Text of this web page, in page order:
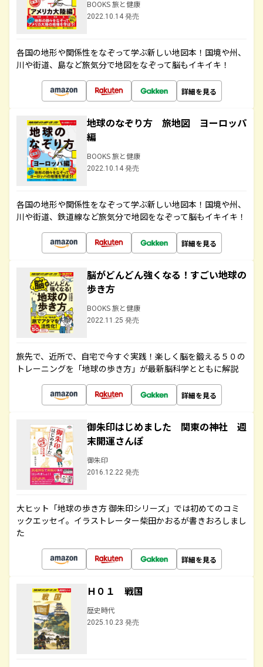
BOOKS 旅と健康
2022.10.14 発売
各国の地形や関係性をなぞって学ぶ新しい地図本！国境や州、
川や街道、島など旅気分で地図をなぞって脳もイキイキ！
詳細を見る
地球のなぞり方 旅地図 ヨーロッパ
編
BOOKS 旅と健康
2022.10.14 発売
各国の地形や関係性をなぞって学ぶ新しい地図本！国境や州、
川や街道、鉄道線など旅気分で地図をなぞって脳もイキイキ！
詳細を見る
脳がどんどん強くなる！すごい地球の
歩き方
BOOKS 旅と健康
2022.11.25 発売
旅先で、近所で、自宅で今すぐ実践！楽しく脳を鍛える５０の
トレーニングを「地球の歩き方」が最新脳科学とともに解説
詳細を見る
御朱印はじめました 関東の神社 週
末開運さんぽ
御朱印
2016.12.22 発売
大ヒット「地球の歩き方 御朱印シリーズ」では初めてのコミ
ックエッセイ。イラストレーター柴田かおるが書きおろしまし
た
詳細を見る
Ｈ０１ 戦国
歴史時代
2025.10.23 発売